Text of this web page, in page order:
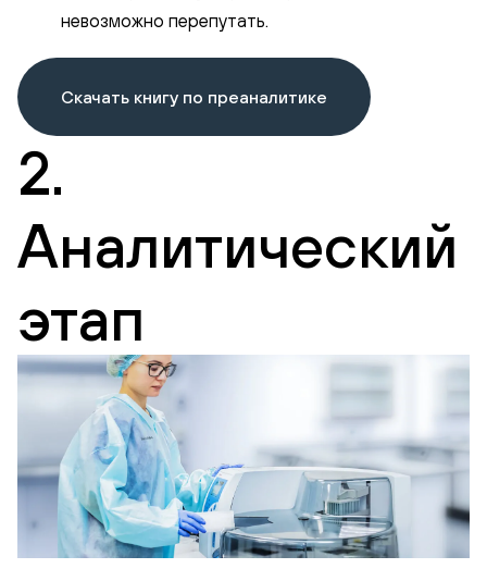
невозможно перепутать.
Скачать книгу по преаналитике
2.
Аналитический
этап